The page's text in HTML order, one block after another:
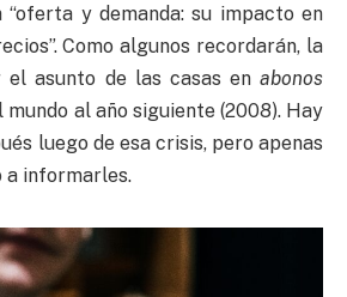
“oferta y demanda: su impacto en
Como algunos recordarán, la
el asunto de las casas en abonos
al año siguiente (2008). Hay
luego de esa crisis, pero apenas
a informarles.